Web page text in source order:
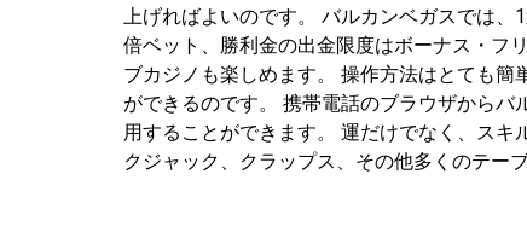
上げればよいのです。 バルカンベガスでは
倍ベット、勝利金の出金限度はボーナス・フ
ブカジノも楽しめます。 操作方法はとても
ができるのです。 携帯電話のブラウザから
用することができます。 運だけでなく、ス
クジャック、クラップス、その他多くのテー